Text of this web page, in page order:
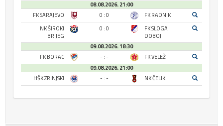
08.08.2026. 21:00
FK SARAJEVO
0 : 0
FK RADNIK
NK ŠIROKI
BRIJEG
0 : 0
FK SLOGA
DOBOJ
09.08.2026. 18:30
FK BORAC
- : -
FK VELEŽ
09.08.2026. 21:00
HŠK ZRINJSKI
- : - NK ČELIK